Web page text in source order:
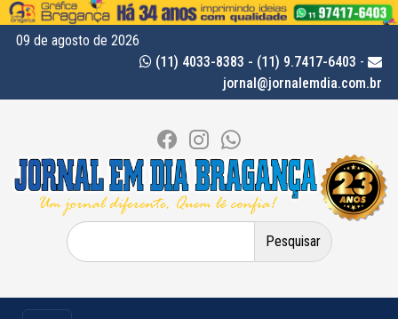
09 de agosto de 2026
(11) 4033-8383 - (11) 9.7417-6403 -
jornal@jornalemdia.com.br
Pesquisar
por: